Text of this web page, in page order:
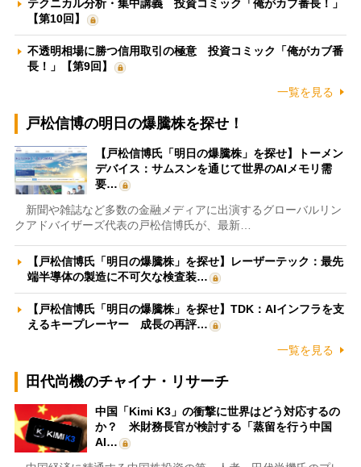
テクニカル分析・集中講義 投資コミック「俺がカブ番長！」
【第10回】
不透明相場に勝つ信用取引の極意 投資コミック「俺がカブ番
長！」【第9回】
一覧を見る
戸松信博の明日の爆騰株を探せ！
【戸松信博氏「明日の爆騰株」を探せ】トーメン
デバイス：サムスンを通じて世界のAIメモリ需
要…
新聞や雑誌など多数の金融メディアに出演するグローバルリン
クアドバイザーズ代表の戸松信博氏が、最新…
【戸松信博氏「明日の爆騰株」を探せ】レーザーテック：最先
端半導体の製造に不可欠な検査装…
【戸松信博氏「明日の爆騰株」を探せ】TDK：AIインフラを支
えるキープレーヤー 成長の再評…
一覧を見る
田代尚機のチャイナ・リサーチ
中国「Kimi K3」の衝撃に世界はどう対応するの
か？ 米財務長官が検討する「蒸留を行う中国
AI…